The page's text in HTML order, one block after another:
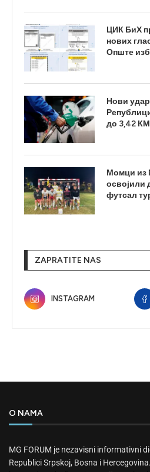
ЦИК БиХ
нових
Опште
Нови
до 3,42
Момци из
освојили
футсал
ZAPRATITE NAS
INSTAGRAM
O NAMA
MG FORUM je nezavisni informativni
Republici Srpskoj, Bosna i